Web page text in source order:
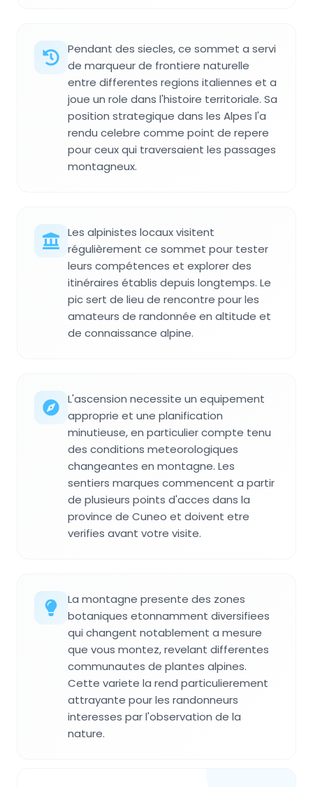
Pendant des siecles, ce sommet a servi
de marqueur de frontiere naturelle
entre differentes regions italiennes et a
joue un role dans l'histoire territoriale. Sa
position strategique dans les Alpes l'a
rendu celebre comme point de repere
pour ceux qui traversaient les passages
montagneux.
Les alpinistes locaux visitent
régulièrement ce sommet pour tester
leurs compétences et explorer des
itinéraires établis depuis longtemps. Le
pic sert de lieu de rencontre pour les
amateurs de randonnée en altitude et
de connaissance alpine.
L'ascension necessite un equipement
approprie et une planification
minutieuse, en particulier compte tenu
des conditions meteorologiques
changeantes en montagne. Les
sentiers marques commencent a partir
de plusieurs points d'acces dans la
province de Cuneo et doivent etre
verifies avant votre visite.
La montagne presente des zones
botaniques etonnamment diversifiees
qui changent notablement a mesure
que vous montez, revelant differentes
communautes de plantes alpines.
Cette variete la rend particulierement
attrayante pour les randonneurs
interesses par l'observation de la
nature.